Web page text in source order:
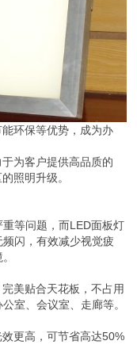
环保等优势，成为办
为客户提供高品质的
照明升级。
等问题，而LED面板灯
闪，有效减少视觉疲
美贴合天花板，不占用
室、会议室、走廊等。
更高，可节省高达50%